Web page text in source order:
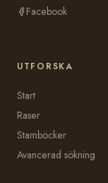
Facebook
UTFORSKA
Start
Raser
Stamböcker
Avancerad sökning